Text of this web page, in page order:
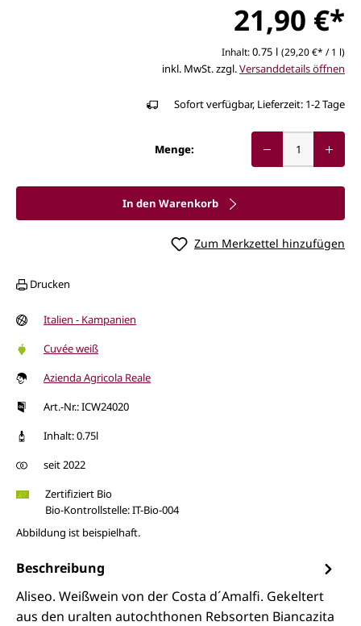
21,90 €*
Inhalt:0.75 l (29,20 €* / 1 l)
inkl. MwSt. zzgl.Versanddetails öffnen
Sofort verfügbar, Lieferzeit: 1-2 Tage
Menge:
In den Warenkorb
Zum Merkzettel hinzufügen
Drucken
Italien - Kampanien
Cuvée weiß
Azienda Agricola Reale
Art.-Nr.: ICW24020
Inhalt: 0.75l
seit 2022
Zertifiziert Bio
Bio-Kontrollstelle: IT-Bio-004
Abbildung ist beispielhaft.
Beschreibung
Aliseo. Weißwein von der Costa d´Amalfi. Gekeltert
aus den uralten autochthonen Rebsorten Biancazita